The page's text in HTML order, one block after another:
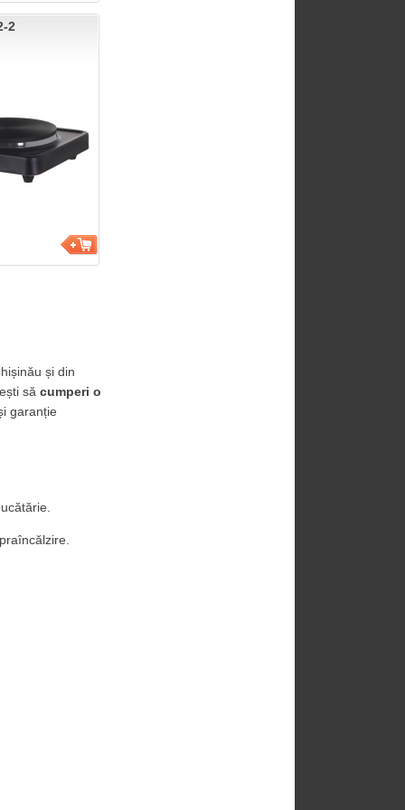
2
și din
să cumperi o
garanție